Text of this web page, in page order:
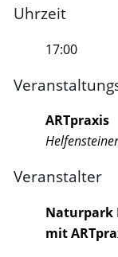
Uhrzeit
17:00
ARTpraxis
Veranstalter
Naturpark
mit